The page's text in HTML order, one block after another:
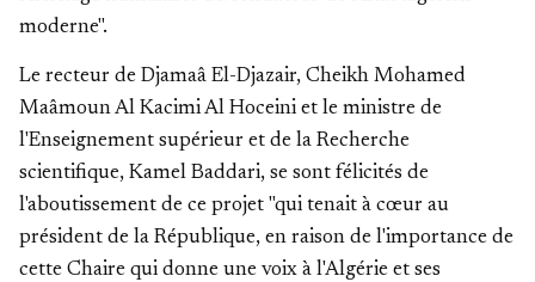
moderne".
Le recteur de Djamaâ El-Djazair, Cheikh Mohamed
Maâmoun Al Kacimi Al Hoceini et le ministre de
l'Enseignement supérieur et de la Recherche
scientifique, Kamel Baddari, se sont félicités de
l'aboutissement de ce projet "qui tenait à cœur au
président de la République, en raison de l'importance de
cette Chaire qui donne une voix à l'Algérie et ses